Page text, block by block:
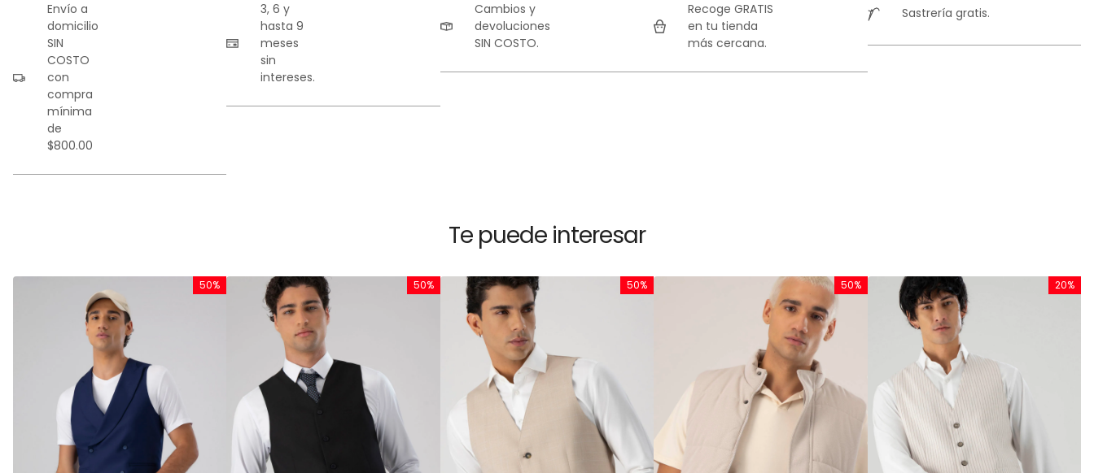
Envío a
domicilio
SIN
COSTO
con
compra
mínima
de
$800.00
3, 6 y
hasta 9
meses
sin
intereses.
Cambios y
devoluciones
SIN COSTO.
Recoge GRATIS
en tu tienda
más cercana.
Sastrería gratis.
Te puede interesar
50% 50% 50% 50% 20%